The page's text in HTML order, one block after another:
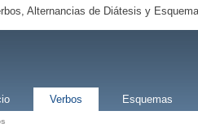
Alternancias de Diátesis y
Verbos Esquemas